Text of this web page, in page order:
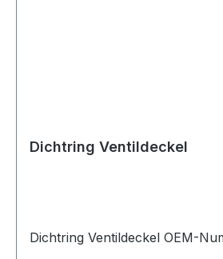
Dichtring Ventildeckel
Dichtring Ventildeckel OEM-